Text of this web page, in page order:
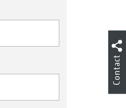
Contact